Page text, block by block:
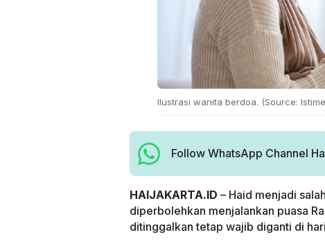
Ilustrasi wanita berdoa. (Source:
Follow WhatsApp Channel
HAIJAKARTA.ID – Haid menjadi
diperbolehkan menjalankan puasa
ditinggalkan tetap wajib diganti di